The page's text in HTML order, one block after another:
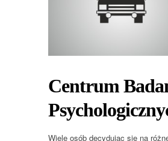
Centrum
Wiele osób decydując się na